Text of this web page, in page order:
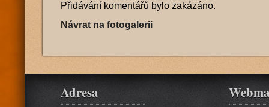
Přidávání komentářů bylo zakázáno.
Návrat na fotogalerii
Adresa